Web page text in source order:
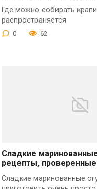
Где можно собирать
распространяется
0 62
Сладкие
рецепты,
Сладкие маринованные